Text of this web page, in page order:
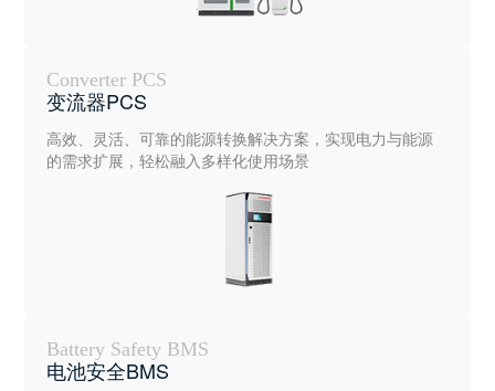
Converter PCS
变流器PCS
高效、灵活、可靠的能源转换解决方案，实现电力与能源
的需求扩展，轻松融入多样化使用场景
Battery Safety BMS
电池安全BMS